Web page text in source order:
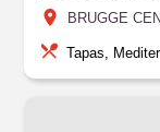
BRUGGE
Tapas,